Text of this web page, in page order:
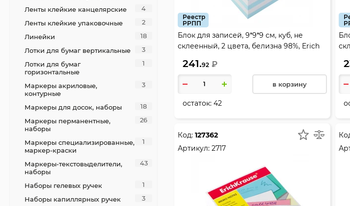
Реестр
РРПП
Блок для записей, 9*9*9 см, куб, не
склеенный, 2 цвета, белизна 98%, Erich
241.92 ₽
в корзину
остаток: 42
Код: 127362
Артикул: 2717
Ленты клейкие канцелярские
4
Ленты клейкие упаковочные
2
Линейки
18
Лотки для бумаг вертикальные
3
Лотки для бумаг
горизонтальные
1
Маркеры акриловые,
контурные
3
Маркеры для досок, наборы
18
Маркеры перманентные,
наборы
26
Маркеры специализированные,
маркер-краски
1
Маркеры-текстовыделители,
наборы
43
Наборы гелевых ручек
1
Наборы капиллярных ручек
3